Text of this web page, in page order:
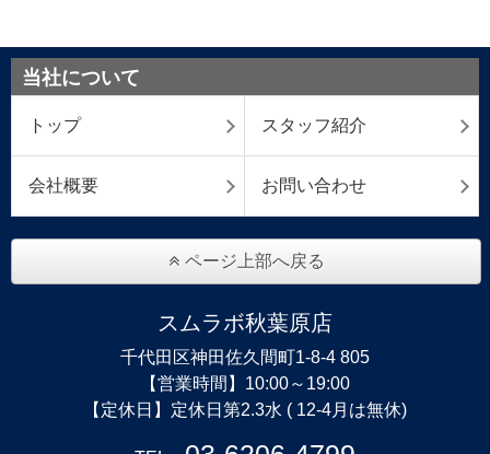
当社について
トップ スタッフ紹介
会社概要 お問い合わせ
ページ上部へ戻る
スムラボ秋葉原店
千代田区神田佐久間町1-8-4 805
【営業時間】10:00～19:00
【定休日】定休日第2.3水 ( 12-4月は無休)